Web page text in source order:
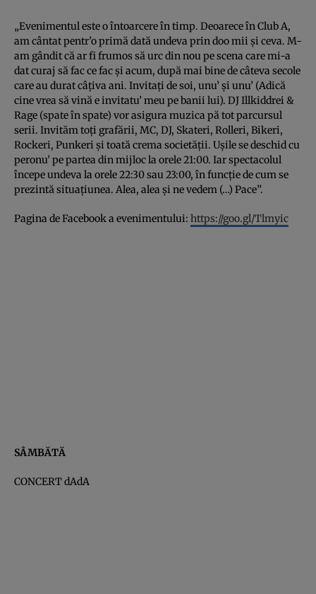
„Evenimentul este o întoarcere în timp. Deoarece în Club A,
am cântat pentr’o primă dată undeva prin doo mii şi ceva. M-
am gândit că ar fi frumos să urc din nou pe scena care mi-a
dat curaj să fac ce fac şi acum, după mai bine de câteva secole
care au durat câţiva ani. Invitaţi de soi, unu’ şi unu’ (Adică
cine vrea să vină e invitatu’ meu pe banii lui). DJ Illkiddrei &
Rage (spate în spate) vor asigura muzica pă tot parcursul
serii. Invităm toţi grafării, MC, DJ, Skateri, Rolleri, Bikeri,
Rockeri, Punkeri şi toată crema societăţii. Uşile se deschid cu
peronu’ pe partea din mijloc la orele 21:00. Iar spectacolul
începe undeva la orele 22:30 sau 23:00, în funcţie de cum se
prezintă situaţiunea. Alea, alea şi ne vedem (…) Pace”.
Pagina de Facebook a evenimentului: https://goo.gl/Tlmyic
SÂMBĂTĂ
CONCERT dAdA